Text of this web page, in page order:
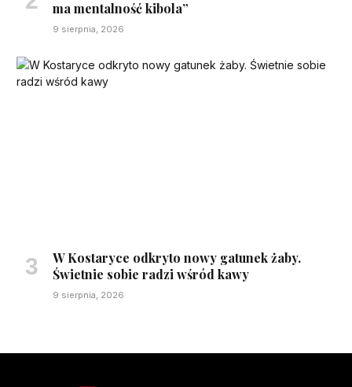
ma mentalność kibola”
9 sierpnia, 2026
W Kostaryce odkryto nowy gatunek żaby.
Świetnie sobie radzi wśród kawy
9 sierpnia, 2026